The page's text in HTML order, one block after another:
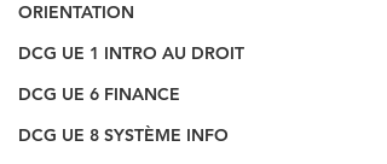
ORIENTATION
DCG UE 1 INTRO AU DROIT
DCG UE 6 FINANCE
DCG UE 8 SYSTÈME INFO